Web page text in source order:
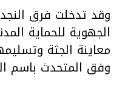
وقد تدخلت فرق
الجهوية للحماية
معاينة الجثة
وفق المتحدث باسم